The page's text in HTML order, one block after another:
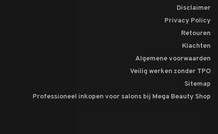
Disclaimer
Privacy Policy
Retouren
Klachten
Algemene voorwaarden
Veilig werken zonder TPO
Sitemap
Professioneel inkopen voor salons bij Mega Beauty Shop